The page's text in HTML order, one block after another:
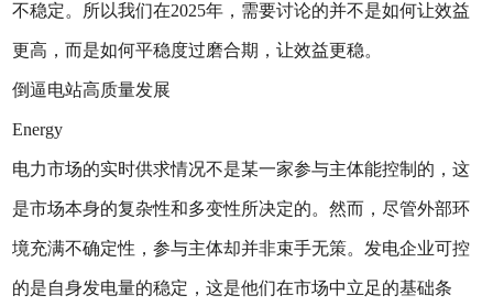
不稳定。所以我们在2025年，需要讨论的并不是如何让效益
更高，而是如何平稳度过磨合期，让效益更稳。
倒逼电站高质量发展
Energy
电力市场的实时供求情况不是某一家参与主体能控制的，这
是市场本身的复杂性和多变性所决定的。然而，尽管外部环
境充满不确定性，参与主体却并非束手无策。发电企业可控
的是自身发电量的稳定，这是他们在市场中立足的基础条